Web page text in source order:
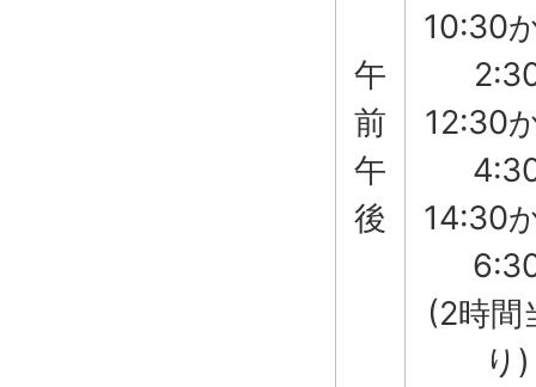
午
前
午
後
10:30
12:30
14:30
(2時間
り)